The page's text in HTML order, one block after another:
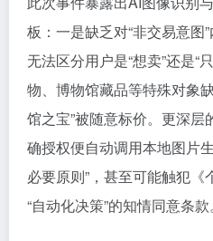
板：一是缺乏对“非交易意
无法区分用户是“想卖”还是“
物、博物馆藏品等特殊对象
馆之宝”被随意标价。更深
确授权便自动调用本地图片
必要原则”，甚至可能触犯
“自动化决策”的知情同意条款。